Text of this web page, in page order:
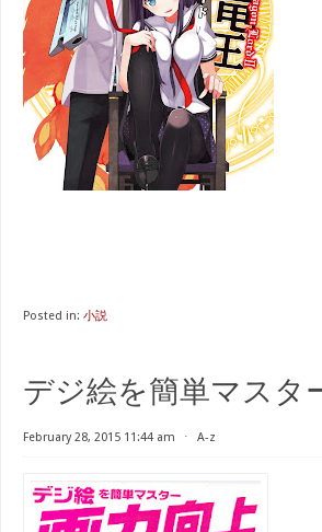
Posted in: 小説
デジ絵を簡単マスタ
February 28, 2015 11:44 am ⋅ A-z